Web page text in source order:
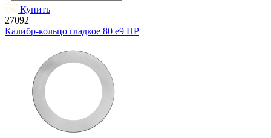
Купить
27092
Калибр-кольцо гладкое 80 e9 ПР